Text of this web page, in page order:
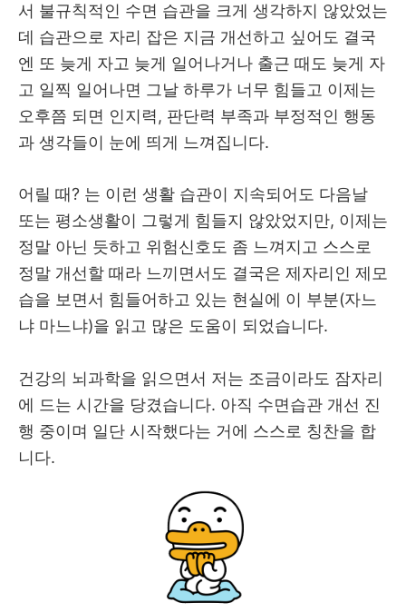
서 불규칙적인 수면 습관을 크게 생각하지 않았었는
데 습관으로 자리 잡은 지금 개선하고 싶어도 결국
엔 또 늦게 자고 늦게 일어나거나 출근 때도 늦게 자
고 일찍 일어나면 그날 하루가 너무 힘들고 이제는
오후쯤 되면 인지력, 판단력 부족과 부정적인 행동
과 생각들이 눈에 띄게 느껴집니다.
어릴 때? 는 이런 생활 습관이 지속되어도 다음날
또는 평소생활이 그렇게 힘들지 않았었지만, 이제는
정말 아닌 듯하고 위험신호도 좀 느껴지고 스스로
정말 개선할 때라 느끼면서도 결국은 제자리인 제모
습을 보면서 힘들어하고 있는 현실에 이 부분(자느
냐 마느냐)을 읽고 많은 도움이 되었습니다.
건강의 뇌과학을 읽으면서 저는 조금이라도 잠자리
에 드는 시간을 당겼습니다. 아직 수면습관 개선 진
행 중이며 일단 시작했다는 거에 스스로 칭찬을 합
니다.